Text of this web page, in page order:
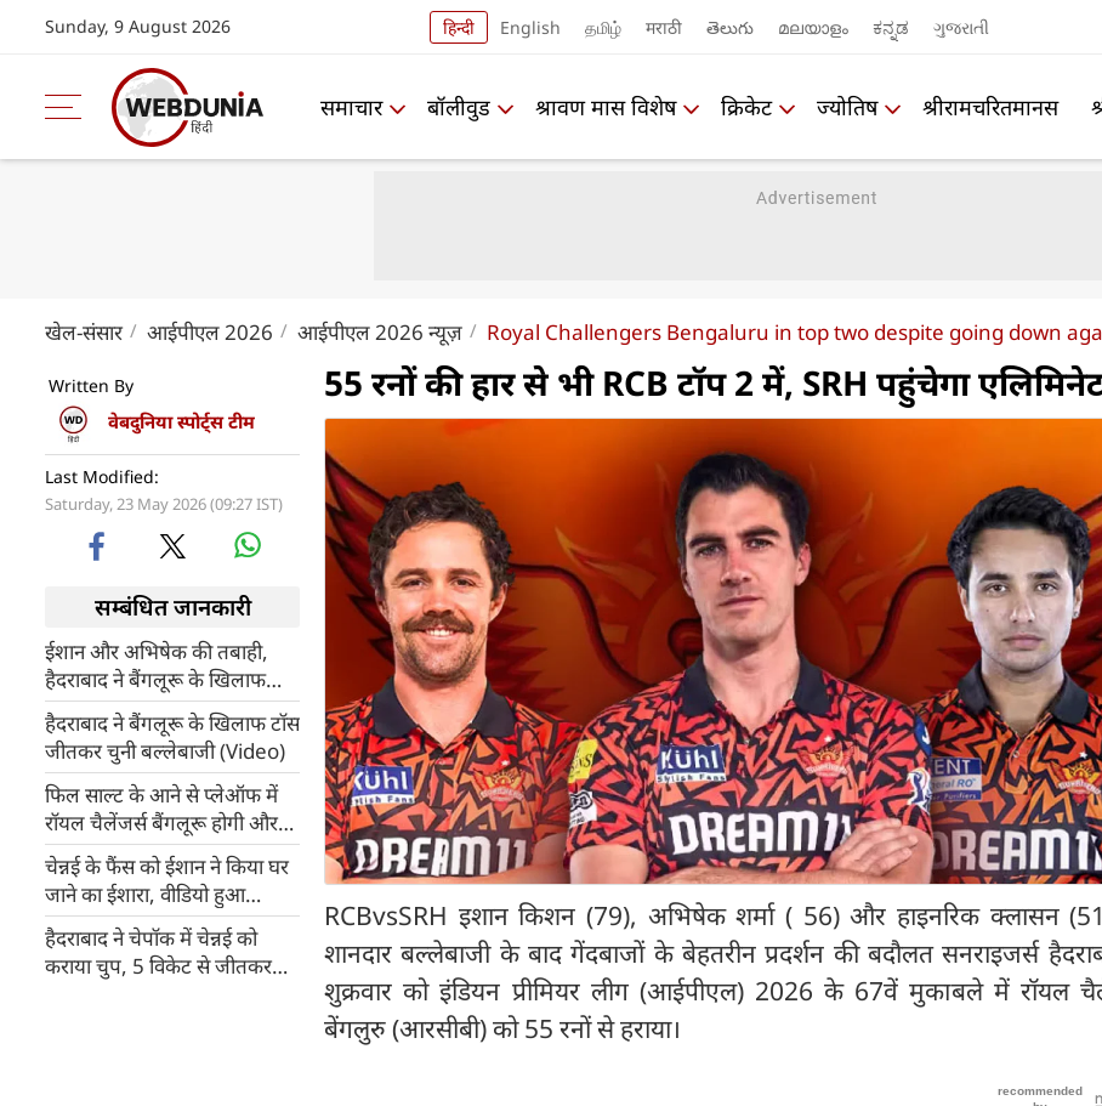
Sunday, 9 August 2026 हिन्दी English தமிழ் मराठी తెలుగు മലയാളം ಕನ್ನಡ ગુજરાતી
समाचार बॉलीवुड श्रावण मास विशेष क्रिकेट ज्योतिष श्रीरामचरितमानस
खेल-संसार आईपीएल 2026 आईपीएल 2026 न्यूज़ Royal Challengers Bengaluru in top two despite going down
Written By
वेबदुनिया स्पोर्ट्स टीम
Last Modified:
Saturday, 23 May 2026 (09:27 IST)
सम्बंधित जानकारी
ईशान और अभिषेक की तबाही,
हैदराबाद ने बैंगलूरू के खिलाफ
बनाए 255 रन
हैदराबाद ने बैंगलूरू के खिलाफ टॉस
जीतकर चुनी बल्लेबाजी (Video)
फिल साल्ट के आने से प्लेऑफ में
रॉयल चैलेंजर्स बैंगलूरू होगी और
मजबूत
चेन्नई के फैंस को ईशान ने किया घर
जाने का ईशारा, वीडियो हुआ
वायरल
हैदराबाद ने चेपॉक में चेन्नई को
कराया चुप, 5 विकेट से जीतकर
55 रनों की हार से भी RCB टॉप 2 में, SRH पहुंचेगा
RCBvsSRH इशान किशन (79), अभिषेक शर्मा ( 56) और हाइनरिक क्लासन
शानदार बल्लेबाजी के बाद गेंदबाजों के बेहतरीन प्रदर्शन की बदौलत सनराइजर्स
शुक्रवार को इंडियन प्रीमियर लीग (आईपीएल) 2026 के 67वें मुकाबले में रॉयल
बेंगलुरु (आरसीबी) को 55 रनों से हराया।